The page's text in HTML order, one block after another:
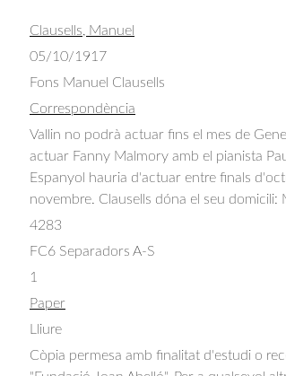
Clausells, Manuel
05/10/1917
Fons Manuel Clausells
Correspondència
Vallin no podrà actuar fins el mes de
actuar Fanny Malmory amb el pianista
Espanyol hauria d'actuar entre finals
novembre. Clausells dóna el seu domicili:
4283
FC6 Separadors A-S
1
Paper
Lliure
Còpia permesa amb finalitat d'estudi o